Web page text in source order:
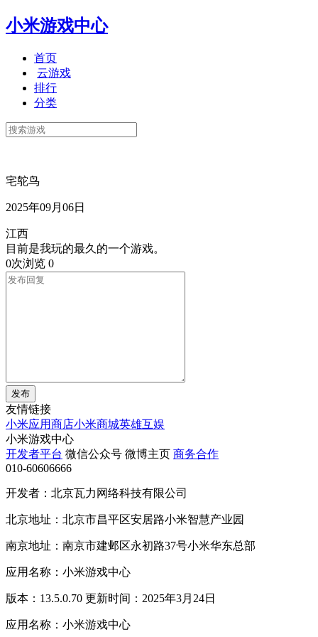
小米游戏中心
首页
云游戏
排行
分类
宅鸵鸟
2025年09月06日
江西
目前是我玩的最久的一个游戏。
0次浏览 0
发布
友情链接
小米应用商店小米商城英雄互娱
小米游戏中心
开发者平台 微信公众号 微博主页 商务合作
010-60606666
开发者：北京瓦力网络科技有限公司
北京地址：北京市昌平区安居路小米智慧产业园
南京地址：南京市建邺区永初路37号小米华东总部
应用名称：小米游戏中心
版本：13.5.0.70 更新时间：2025年3月24日
应用名称：小米游戏中心